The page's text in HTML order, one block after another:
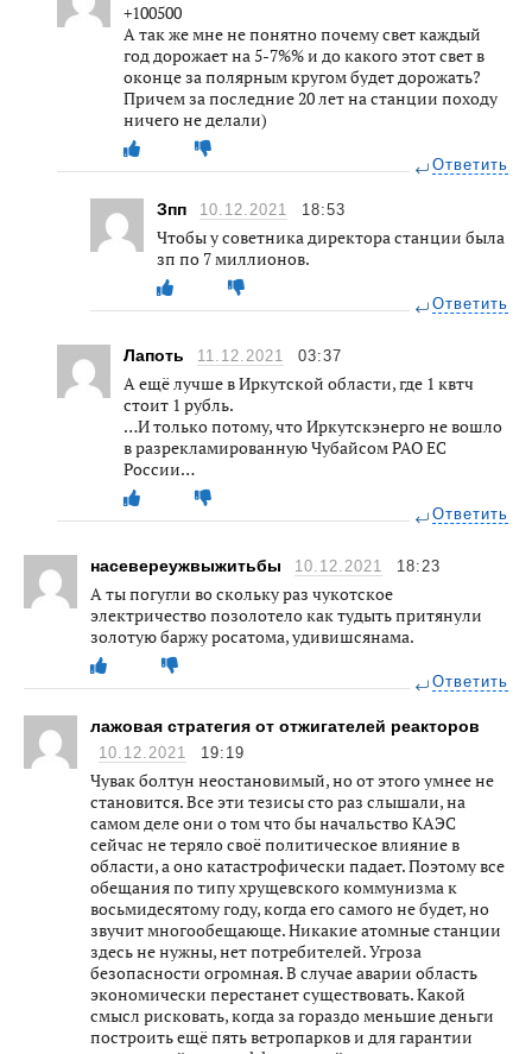
+100500
А так же мне не понятно почему свет каждый
год дорожает на 5-7%% и до какого этот свет в
оконце за полярным кругом будет дорожать?
Причем за последние 20 лет на станции походу
ничего не делали)
Ответить
Зпп 10.12.2021 18:53
Чтобы у советника директора станции была
зп по 7 миллионов.
Ответить
Лапоть 11.12.2021 03:37
А ещё лучше в Иркутской области, где 1 квтч
стоит 1 рубль.
…И только потому, что Иркутскэнерго не вошло
в разрекламированную Чубайсом РАО ЕС
России…
Ответить
насевереужвыжитьбы 10.12.2021 18:23
А ты погугли во скольку раз чукотское
электричество позолотело как тудыть притянули
золотую баржу росатома, удивишсянама.
Ответить
лажовая стратегия от отжигателей реакторов
10.12.2021 19:19
Чувак болтун неостановимый, но от этого умнее не
становится. Все эти тезисы сто раз слышали, на
самом деле они о том что бы начальство КАЭС
сейчас не теряло своё политическое влияние в
области, а оно катастрофически падает. Поэтому все
обещания по типу хрущевского коммунизма к
восьмидесятому году, когда его самого не будет, но
звучит многообещающе. Никакие атомные станции
здесь не нужны, нет потребителей. Угроза
безопасности огромная. В случае аварии область
экономически перестанет существовать. Какой
смысл рисковать, когда за гораздо меньшие деньги
построить ещё пять ветропарков и для гарантии